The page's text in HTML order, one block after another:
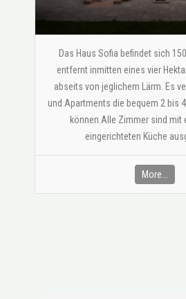
Das Haus Sofia befindet sich
entfernt inmitten eines vier
abseits von jeglichem Lärm. Es
und Apartments die bequem 2 bis
können.Alle Zimmer sind mit
eingerichteten Küche
More...